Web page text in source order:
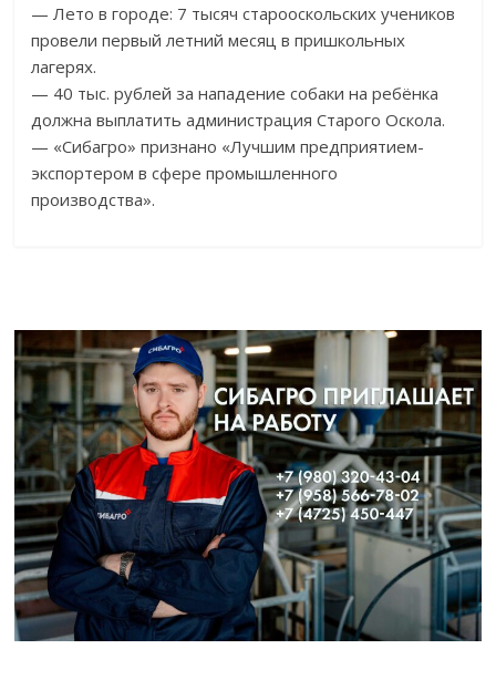
— Лето в городе: 7 тысяч старооскольских учеников
провели первый летний месяц в пришкольных
лагерях.
— 40 тыс. рублей за нападение собаки на ребёнка
должна выплатить администрация Старого Оскола.
— «Сибагро» признано «Лучшим предприятием-
экспортером в сфере промышленного
производства».